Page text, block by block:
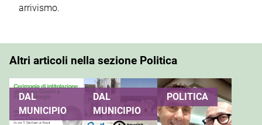
arrivismo.
Altri articoli nella sezione Politica
DAL
MUNICIPIO
DAL
MUNICIPIO
POLITICA